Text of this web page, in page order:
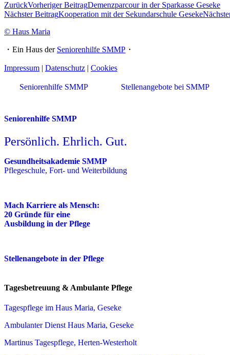
ZurückVorheriger BeitragDemenzparcour in der Sparkasse Geseke
Nächster BeitragKooperation mit der Sekundarschule Geseke
© Haus Maria
・Ein Haus der Seniorenhilfe SMMP ・
Impressum | Datenschutz | Cookies
Seniorenhilfe SMMP Stellenangebote bei SMMP
Seniorenhilfe SMMP
Persönlich. Ehrlich. Gut.
Gesundheitsakademie SMMP
Pflegeschule, Fort- und Weiterbildung
Mach Karriere als Mensch:
20 Gründe für eine
Ausbildung in der Pflege
Stellenangebote in der Pflege
Tagesbetreuung & Ambulante Pflege
Tagespflege im Haus Maria, Geseke
Ambulanter Dienst Haus Maria, Geseke
Martinus Tagespflege, Herten-Westerholt